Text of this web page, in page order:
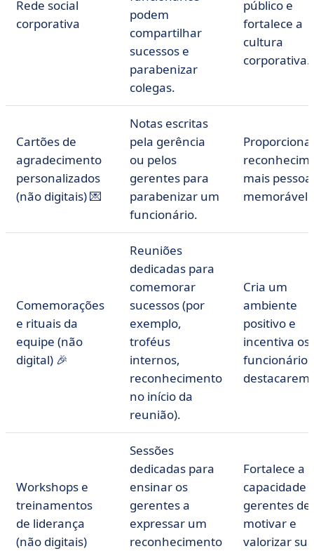
Rede social
corporativa
podem
compartilhar
sucessos e
parabenizar
colegas.
público e
fortalece a
cultura
corporativa.
Cartões de
agradecimento
personalizados
(não digitais) 💌
Notas escritas
pela gerência
ou pelos
gerentes para
parabenizar um
funcionário.
mais
memorável.
Comemorações
e rituais da
equipe (não
digital) 🎉
Reuniões
dedicadas para
comemorar
sucessos (por
exemplo,
troféus
internos,
reconhecimento
no início da
reunião).
Cria um
ambiente
positivo e
incentiva os
destacarem.
Workshops e
treinamentos
de liderança
(não digitais)
Sessões
dedicadas para
ensinar os
gerentes a
expressar um
reconhecimento
Fortalece a
capacidade
gerentes de
motivar e
valorizar